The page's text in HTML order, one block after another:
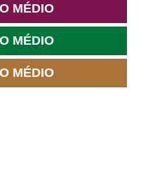
MÉDIO
MÉDIO
MÉDIO